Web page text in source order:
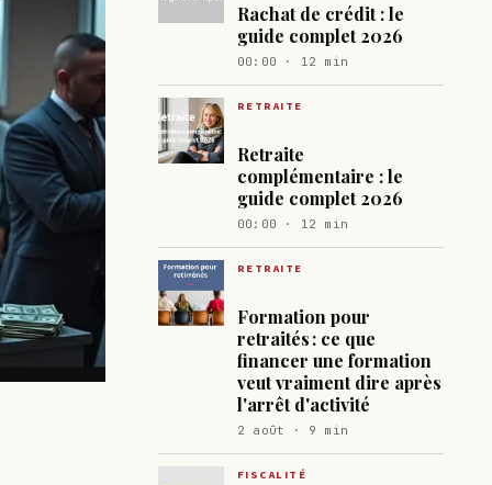
Rachat de crédit : le
guide complet 2026
00:00 · 12 min
RETRAITE
Retraite
complémentaire : le
guide complet 2026
00:00 · 12 min
RETRAITE
Formation pour
retraités : ce que
financer une formation
veut vraiment dire après
l'arrêt d'activité
2 août · 9 min
FISCALITÉ